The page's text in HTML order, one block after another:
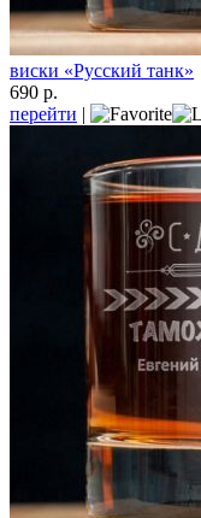
виски «Русский танк»
690 р.
перейти |